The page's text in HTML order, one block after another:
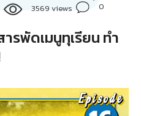
3569 views 0
ารพัดเมนูทุเรียน ทำ